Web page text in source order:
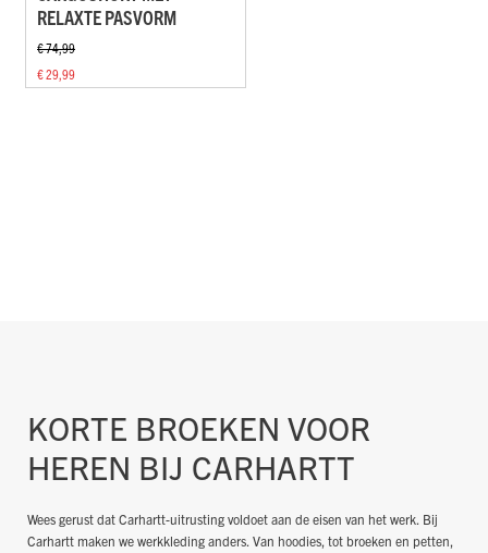
RELAXTE PASVORM
€ 74,99
€ 29,99
KORTE BROEKEN VOOR
HEREN BIJ CARHARTT
Wees gerust dat Carhartt-uitrusting voldoet aan de eisen van het werk. Bij
Carhartt maken we werkkleding anders. Van hoodies, tot broeken en petten,